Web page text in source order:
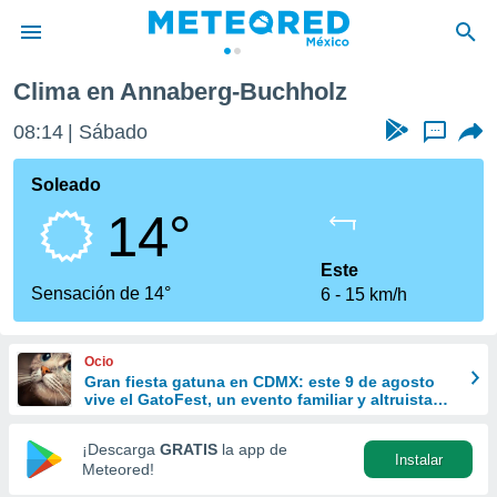
de
ha sido
calidad.
a este
las
y
forma
digital
basada
Clima en Annaberg-Buchholz
08:14 Sábado ...
Soleado
14°
Sensación de 14°
Este
6
15 km/h
Ocio
Gran fiesta gatuna en CDMX: este 9 de agosto
vive el GatoFest, un evento familiar y altruista
¡Descarga GRATIS la app de
Meteored!
Instalar